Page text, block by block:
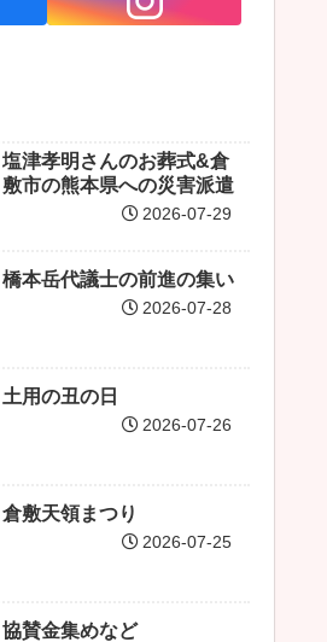
塩津孝明さんのお葬式&倉
敷市の熊本県への災害派遣
2026-07-29
橋本岳代議士の前進の集い
2026-07-28
土用の丑の日
2026-07-26
倉敷天領まつり
2026-07-25
協賛金集めなど